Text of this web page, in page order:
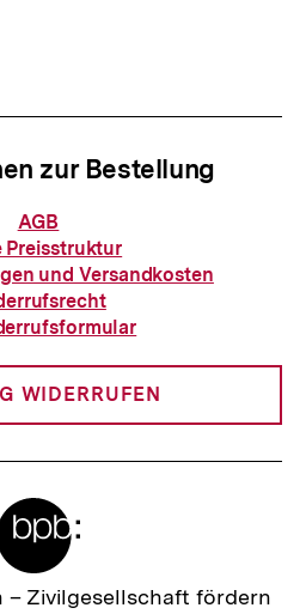
zur Bestellung
Informationen
zur
Bestellung
AGB
Preisstruktur
und Versandkosten
WIDERRUFEN
– Zivilgesellschaft fördern